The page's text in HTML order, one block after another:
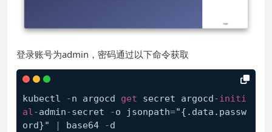
登录账号为admin，密码通过以下命令获取
kubectl -n argocd get secret argocd-initi
al-admin-secret -o jsonpath="{.data.passw
ord}"
| base64 -d